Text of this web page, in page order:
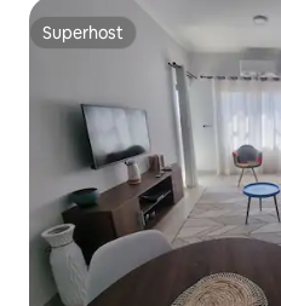
Superhost
Superhost